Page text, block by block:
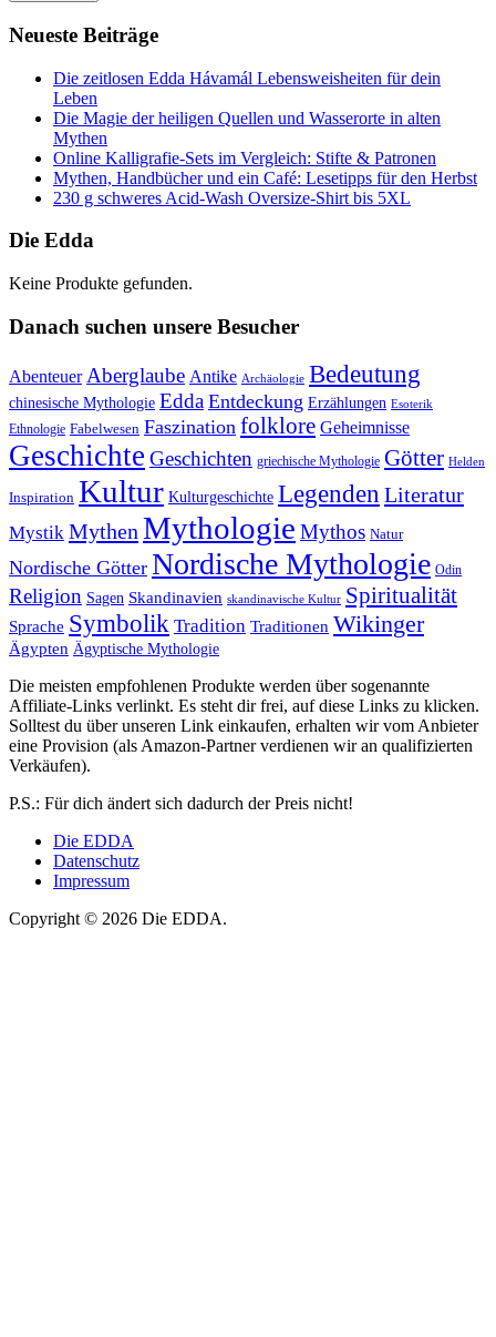
Neueste Beiträge
Die zeitlosen Edda Hávamál Lebensweisheiten für dein
Leben
Die Magie der heiligen Quellen und Wasserorte in alten
Mythen
Online Kalligrafie‑Sets im Vergleich: Stifte & Patronen
Mythen, Handbücher und ein Café: Lesetipps für den Herbst
230 g schweres Acid-Wash Oversize-Shirt bis 5XL
Die Edda
Keine Produkte gefunden.
Danach suchen unsere Besucher
Abenteuer Aberglaube Antike Archäologie Bedeutung
chinesische Mythologie Edda Entdeckung Erzählungen Esoterik
Ethnologie Fabelwesen Faszination folklore Geheimnisse
Geschichte Geschichten griechische Mythologie Götter Helden
Inspiration Kultur Kulturgeschichte Legenden Literatur
Mystik MythenMythologie Mythos Natur
Nordische Götter Nordische Mythologie Odin
Religion Sagen Skandinavien skandinavische Kultur Spiritualität
Sprache Symbolik Tradition Traditionen Wikinger
Ägypten Ägyptische Mythologie
Die meisten empfohlenen Produkte werden über sogenannte
Affiliate-Links verlinkt. Es steht dir frei, auf diese Links zu klicken.
Solltest du über unseren Link einkaufen, erhalten wir vom Anbieter
eine Provision (als Amazon-Partner verdienen wir an qualifizierten
Verkäufen).
P.S.: Für dich ändert sich dadurch der Preis nicht!
Die EDDA
Datenschutz
Impressum
Copyright © 2026 Die EDDA.